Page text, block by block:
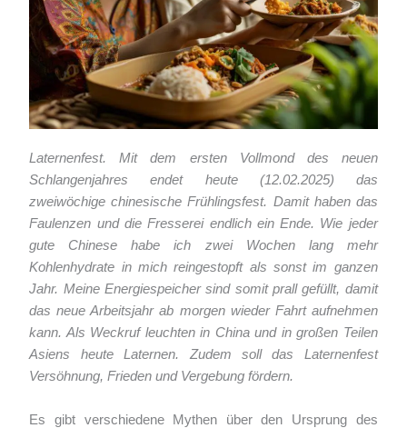
Laternenfest. Mit dem ersten Vollmond des neuen
Schlangenjahres endet heute (12.02.2025) das
zweiwöchige chinesische Frühlingsfest. Damit haben das
Faulenzen und die Fresserei endlich ein Ende. Wie jeder
gute Chinese habe ich zwei Wochen lang mehr
Kohlenhydrate in mich reingestopft als sonst im ganzen
Jahr. Meine Energiespeicher sind somit prall gefüllt, damit
das neue Arbeitsjahr ab morgen wieder Fahrt aufnehmen
kann. Als Weckruf leuchten in China und in großen Teilen
Asiens heute Laternen. Zudem soll das Laternenfest
Versöhnung, Frieden und Vergebung fördern.
Es gibt verschiedene Mythen über den Ursprung des